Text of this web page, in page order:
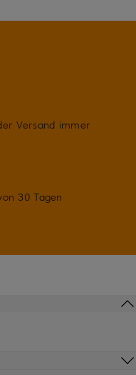
Versand immer
30 Tagen